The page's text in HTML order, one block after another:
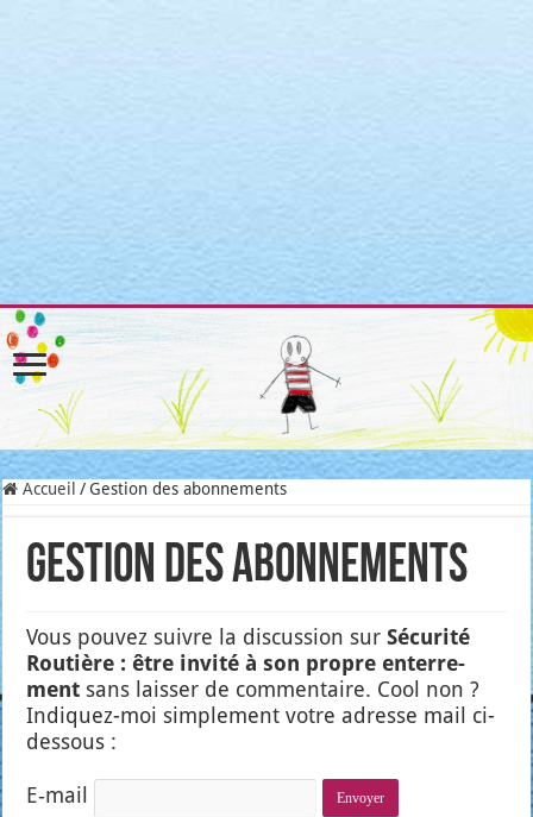
: Attempt to read property "post_type" on null in
/home/clients/3a3c8cae3088c621098b274e6da68c7c/sites/
includes/link-template.php
on line 4190
Accueil / Gestion des abonnements
Gestion des abonnements
Vous pou­vez suivre la dis­cus­sion surSécu­ri­té
Rou­tière : être invi­té à son propre enter­re­
ment sans lais­ser de com­men­taire. Cool non ?
Indi­quez-moi sim­ple­ment votre adresse mail ci-
des­sous :
E‑mail